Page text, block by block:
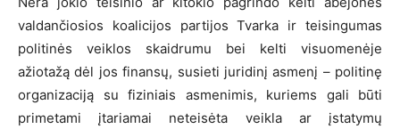
valdančiosios koalicijos partijos Tvarka ir teisingumas
politinės veiklos skaidrumu bei kelti visuomenėje
ažiotažą dėl jos finansų, susieti juridinį asmenį – politinę
organizaciją su fiziniais asmenimis, kuriems gali būti
primetami įtariamai neteisėta veikla ar įstatymų